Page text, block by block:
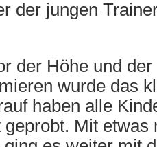
der jungen
der Höhe und
wurde das
haben alle
geprobt. Mit etwas